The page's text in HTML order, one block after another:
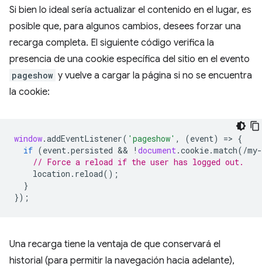
Si bien lo ideal sería actualizar el contenido en el lugar, es
posible que, para algunos cambios, desees forzar una
recarga completa. El siguiente código verifica la
presencia de una cookie específica del sitio en el evento
pageshow y vuelve a cargar la página si no se encuentra
la cookie:
window.addEventListener( 'pageshow' , (event) => {
if (event.persisted && ! document.cookie.match( /
// Force a reload if the user has logged out.
location . reload();
}
});
Una recarga tiene la ventaja de que conservará el
historial (para permitir la navegación hacia adelante),